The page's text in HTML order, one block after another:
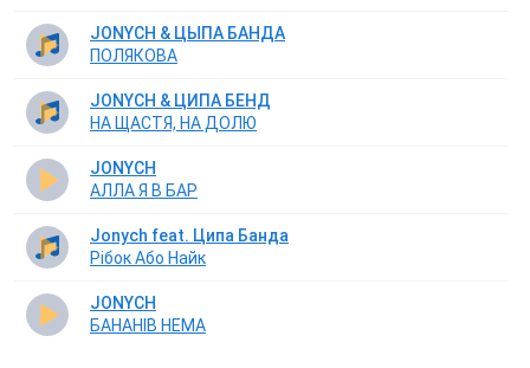
JONYCH & ЦЫПА БАНДА
ПОЛЯКОВА
JONYCH & ЦИПА БЕНД
НА ЩАСТЯ, НА ДОЛЮ
JONYCH
АЛЛА Я В БАР
Jonych feat. Ципа Банда
Рібок Або Найк
JONYCH
БАНАНІВ НЕМА